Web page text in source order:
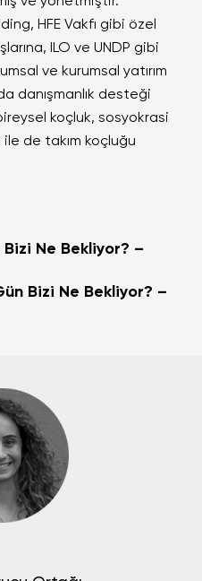
HFE Vakfı gibi özel
ILO ve UNDP gibi
ve kurumsal yatırım
danışmanlık desteği
koçluk, sosyokrasi
de takım koçluğu
Ne Bekliyor? –
Bizi Ne Bekliyor? –